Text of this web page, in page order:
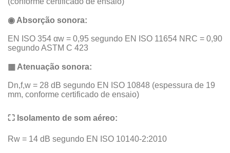
◉ Absorção sonora:
EN ISO 354 αw = 0,95 segundo EN ISO 11654 NRC = 0,90
segundo ASTM C 423
▦ Atenuação sonora:
Dn,f,w = 28 dB segundo EN ISO 10848 (espessura de 19
mm, conforme certificado de ensaio)
⛶ Isolamento de som aéreo:
Rw = 14 dB segundo EN ISO 10140-2:2010